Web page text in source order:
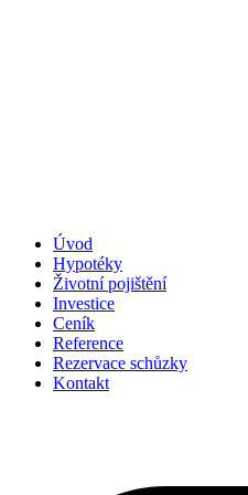
Úvod
Hypotéky
Životní pojištění
Investice
Ceník
Reference
Rezervace schůzky
Kontakt